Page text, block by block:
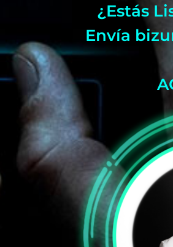
¿Estás
Envía